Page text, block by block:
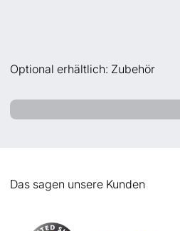
Optional erhältlich: Zubehör
Das sagen unsere Kunden